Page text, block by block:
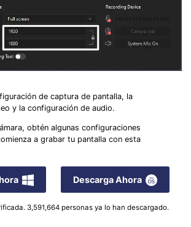
de captura de pantalla, la
y la configuración de audio.
obtén algunas configuraciones
a grabar tu pantalla con esta
Descarga Ahora
3,591,664personas ya lo han descargado.